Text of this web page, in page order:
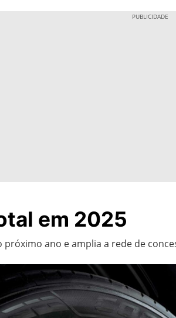
em 2025
próximo ano e amplia a rede de